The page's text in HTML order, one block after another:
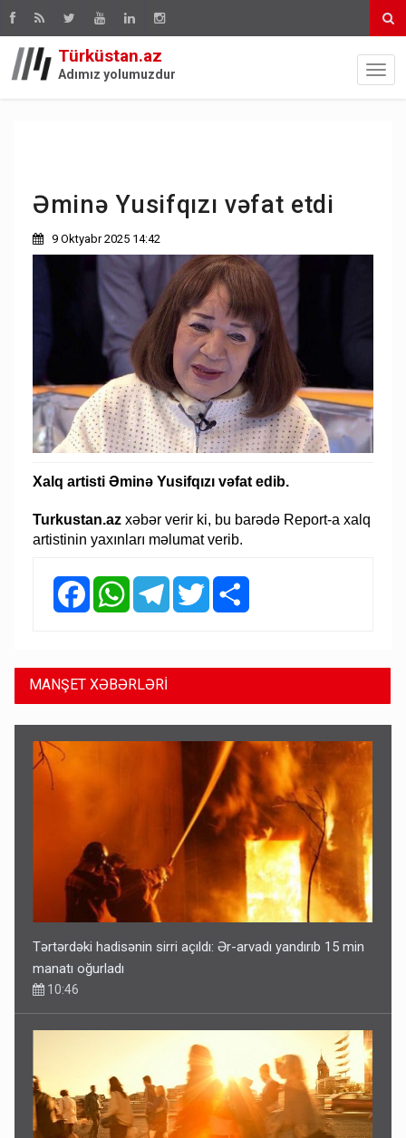
Türküstan.az
Adımız yolumuzdur
Əminə Yusifqızı vəfat etdi
9 Oktyabr 2025 14:42
Xalq artisti Əminə Yusifqızı vəfat edib.
Turkustan.azxəbər verir ki, bu barədə Report-a xalq
artistinin yaxınları məlumat verib.
FacebookWhatsAppTelegramTwitter
MANŞET XƏBƏRLƏRİ
Tərtərdəki hadisənin sirri açıldı: Ər-arvadı yandırıb 15 min
manatı oğurladı
10:46